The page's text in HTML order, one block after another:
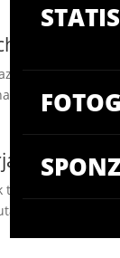
kao favorit,
koji bi trebali
(16:00)
trenutno djeluje
da